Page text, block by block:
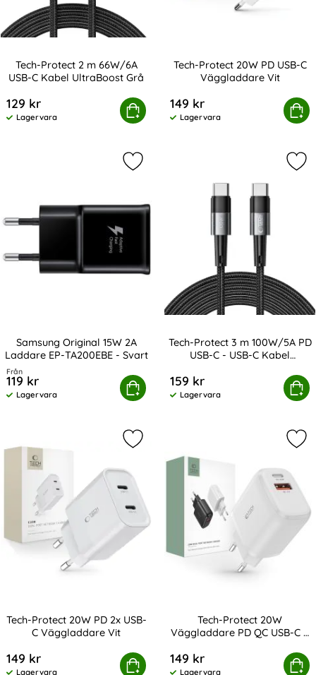
Tech-Protect 2 m 66W/6A
USB-C Kabel UltraBoost Grå
129 kr
Tillgänglighet:
Lagervara
Köp
Protect 2 m 66W/6A USB-C Kabel UltraBoost Grå
Tech-Protect 20W PD USB-C
Väggladdare Vit
149 kr
Tillgänglighet:
Lagervara
Köp
Tech-Protect 20W PD
Samsung Original 15W 2A
Laddare EP-TA200EBE - Svart
Art. nr 13861
Från
119 kr
Tillgänglighet:
Lagervara
Köp
Original 15W 2A Laddare EP-TA200EBE - Svart
Markera samsung Original 15W 2A
Tech-Protect 3 m 100W/5A PD
USB-C - USB-C Kabel
159 kr
Tillgänglighet:
Lagervara
Köp
Tech-Protect 3 m 100W/5A PD
Tech-Protect 20W PD 2x USB-
C Väggladdare Vit
149 kr
Lagervara
Köp
Protect 20W PD 2x USB-C Väggladdare Vit
Markera tech-Protect 20W PD 2x
Tech-Protect 20W
Väggladdare PD QC USB-C /
149 kr
Lagervara
Köp
Tech-Protect 20W Väggladdare